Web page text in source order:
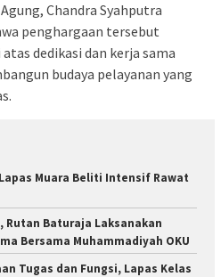
Chandra Syahputra
penghargaan tersebut
dedikasi dan kerja sama
budaya pelayanan yang
Muara Beliti Intensif Rawat
Rutan Baturaja Laksanakan
Bersama Muhammadiyah OKU
Tugas dan Fungsi, Lapas Kelas